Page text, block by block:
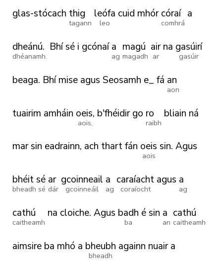
glas-stócach thig
tagann
leófa
leo
cuid mhór córaí
comhrá
a
dheánú.
dhéanamh.
Bhísé i gcónaí a
ag
magú
magadh
air
ar
na gasúirí
gasúir
beaga. Bhí mise agus Seosamh e_ fá an
aon
tuairim amháin oeis,
aois,
b'fhéidir go ro
raibh
bliain ná
marsin eadrainn, ach thartfán oeis
aois
sin. Agus
bhéit sé
bheadh sé
ar
dár
gcoinneail
gcoinneáil
a
ag
caraíacht
coraíocht
agus a
ag
cathú
caitheamh
na cloiche. Agus badh
ba
ésin a
an
cathú
caitheamh
aimsire ba mhó a bheubh
bheadh
againn nuair a